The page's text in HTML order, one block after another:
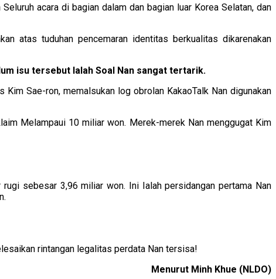
acara di bagian dalam dan bagian luar Korea Selatan, dan
atas tuduhan pencemaran identitas berkualitas dikarenakan
isu tersebut Ialah Soal Nan sangat tertarik.
Sae-ron, memalsukan log obrolan KakaoTalk Nan digunakan
Melampaui 10 miliar won. Merek-merek Nan menggugat Kim
sebesar 3,96 miliar won. Ini Ialah persidangan pertama Nan
rintangan legalitas perdata Nan tersisa!
Menurut Minh Khue (NLDO)